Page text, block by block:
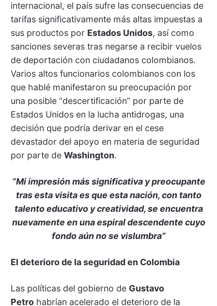
internacional, el país sufre las consecuencias de
tarifas significativamente más altas impuestas a
sus productos por Estados Unidos, así como
sanciones severas tras negarse a recibir vuelos
de deportación con ciudadanos colombianos.
Varios altos funcionarios colombianos con los
que hablé manifestaron su preocupación por
una posible “descertificación” por parte de
Estados Unidos en la lucha antidrogas, una
decisión que podría derivar en el cese
devastador del apoyo en materia de seguridad
por parte de Washington.
“Mi impresión más significativa y preocupante
tras esta visita es que esta nación, con tanto
talento educativo y creatividad, se encuentra
nuevamente en una espiral descendente cuyo
fondo aún no se vislumbra”
El deterioro de la seguridad en Colombia
Las políticas del gobierno de Gustavo
Petrohabrían acelerado el deterioro de la